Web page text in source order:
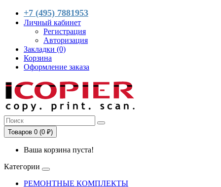
+7 (495) 7881953
Личный кабинет
Регистрация
Авторизация
Закладки (0)
Корзина
Оформление заказа
Товаров 0 (0 ₽)
Ваша корзина пуста!
Категории
РЕМОНТНЫЕ КОМПЛЕКТЫ